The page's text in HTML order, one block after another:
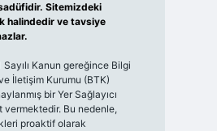
Sitemizdeki
halindedir ve tavsiye
Kanun gereğince Bilgi
İletişim Kurumu (BTK)
bir Yer Sağlayıcı
vermektedir. Bu nedenle,
proaktif olarak